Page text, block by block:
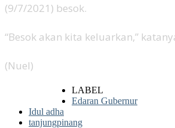
(9/7/2021) besok.
“Besok akan kita keluarkan,”
(Nuel)
LABEL
Edaran Gubernur
Idul adha
tanjungpinang